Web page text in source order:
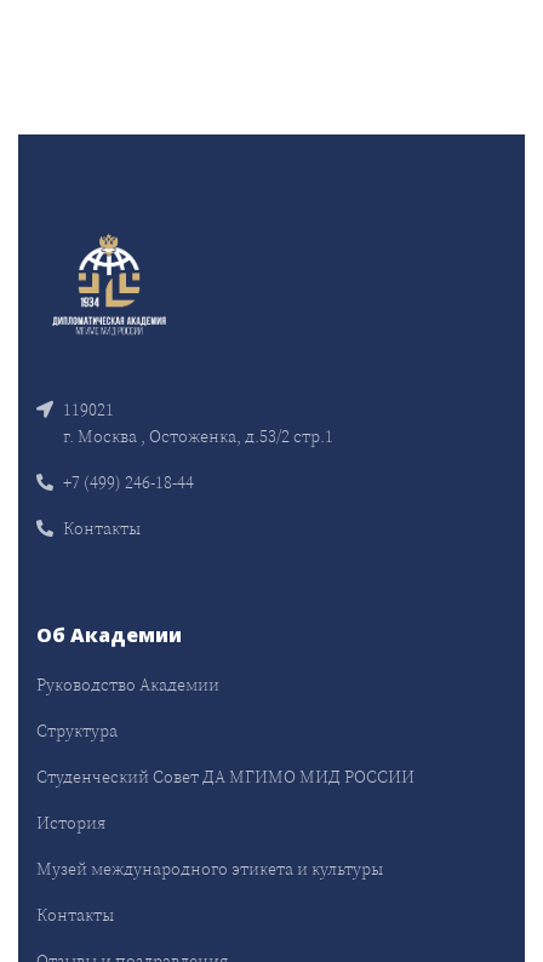
119021
г. Москва , Остоженка, д.53/2 стр.1
+7 (499) 246-18-44
Контакты
Об Академии
Руководство Академии
Структура
Студенческий Совет ДА МГИМО МИД РОССИИ
История
Музей международного этикета и культуры
Контакты